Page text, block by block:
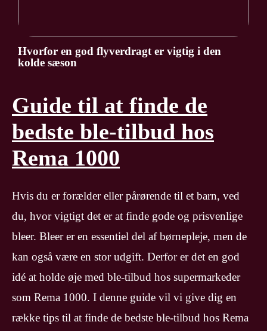
Hvorfor en god flyverdragt er vigtig i den
kolde sæson
Guide til at finde de
bedste ble-tilbud hos
Rema 1000
Hvis du er forælder eller pårørende til et barn, ved
du, hvor vigtigt det er at finde gode og prisvenlige
bleer. Bleer er en essentiel del af børnepleje, men de
kan også være en stor udgift. Derfor er det en god
idé at holde øje med ble-tilbud hos supermarkeder
som Rema 1000. I denne guide vil vi give dig en
række tips til at finde de bedste ble-tilbud hos Rema